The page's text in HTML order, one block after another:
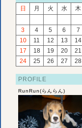
日
月 火 水 木
3
4 5 6 7
10
11 12 13 14
17
18 19 20 21
24
25 26 27 28
PROFILE
RunRun(らんらん)